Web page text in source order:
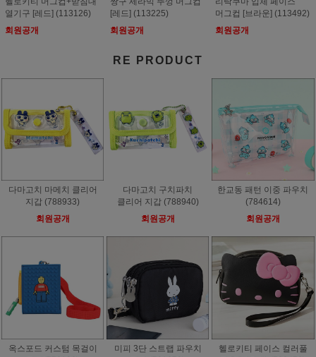
열기구 [레드] (113126)
회원공개
[레드] (113225)
회원공개
머그컵 [브라운] (113492)
회원공개
RE PRODUCT
다마고치 마메치 클리어
지갑 (788933)
회원공개
다마고치 구치파치
클리어 지갑 (788940)
회원공개
한교동 패턴 이중 파우치
(784614)
회원공개
옥스포드 커스텀 목걸이
미피 3단 스트랩 파우치
헬로키티 페이스 컬러풀